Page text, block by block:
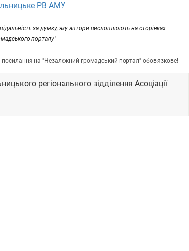
РВ АМУ
за думку, яку автори висловлюють на сторінках
порталу"
посилання на "Незалежний громадський портал" обов'язкове!
регіонального відділення Асоціації